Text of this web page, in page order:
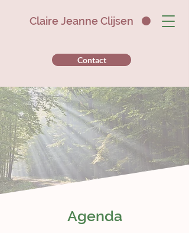
Claire Jeanne Clijsen
Contact
Agenda